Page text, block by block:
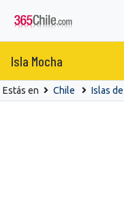
Isla Mocha
Estás en Chile Islas